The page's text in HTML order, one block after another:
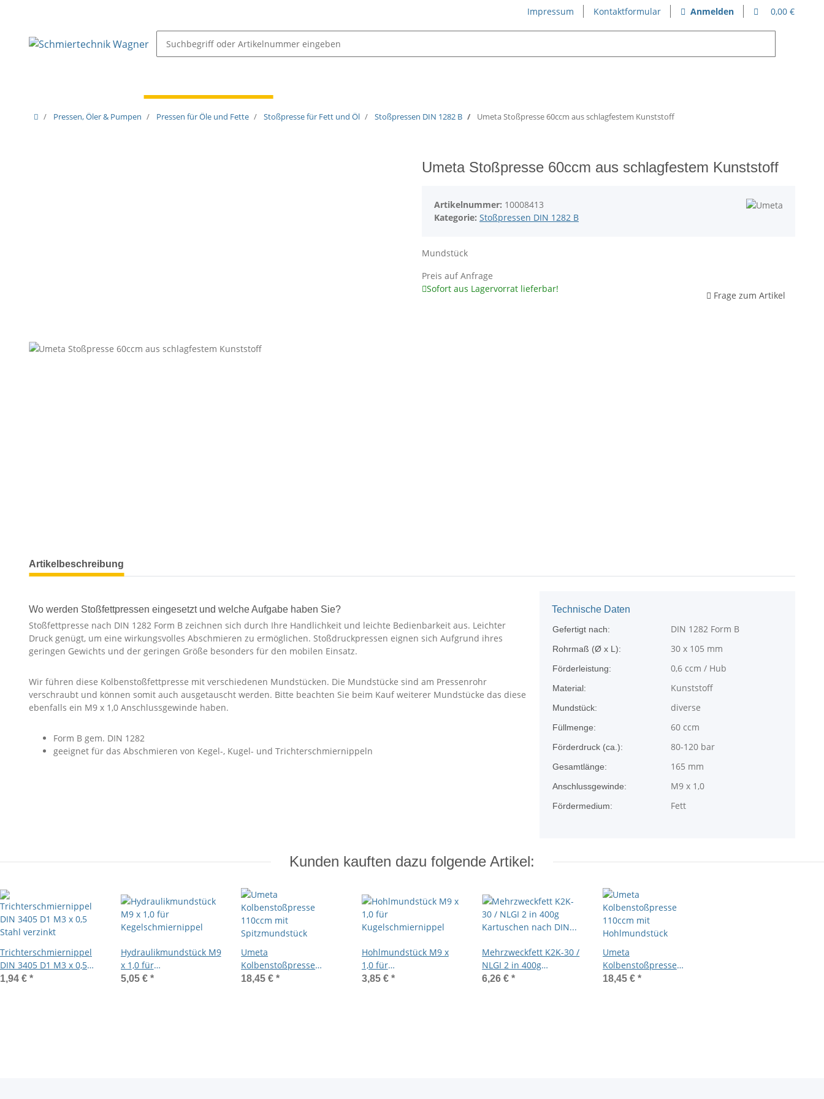
Impressum Kontaktformular Anmelden 0,00 €
Pressen, Öler & Pumpen Pressen für Öle und Fette Stoßpresse für Fett und Öl Stoßpressen DIN 1282 B Umeta Stoßpresse 60ccm aus schlagfestem Kunststoff
Umeta Stoßpresse 60ccm aus schlagfestem Kunststoff
Artikelnummer: 10008413
Kategorie: Stoßpressen DIN 1282 B
Mundstück
Preis auf Anfrage
Sofort aus Lagervorrat lieferbar!
Frage zum Artikel
Artikelbeschreibung
Wo werden Stoßfettpressen eingesetzt und welche Aufgabe haben Sie?
Stoßfettpresse nach DIN 1282 Form B zeichnen sich durch Ihre Handlichkeit und leichte Bedienbarkeit aus. Leichter
Druck genügt, um eine wirkungsvolles Abschmieren zu ermöglichen. Stoßdruckpressen eignen sich Aufgrund ihres
geringen Gewichts und der geringen Größe besonders für den mobilen Einsatz.
Wir führen diese Kolbenstoßfettpresse mit verschiedenen Mundstücken. Die Mundstücke sind am Pressenrohr
verschraubt und können somit auch ausgetauscht werden. Bitte beachten Sie beim Kauf weiterer Mundstücke das diese
ebenfalls ein M9 x 1,0 Anschlussgewinde haben.
Form B gem. DIN 1282
geeignet für das Abschmieren von Kegel-, Kugel- und Trichterschmiernippeln
Technische Daten
Gefertigt nach: DIN 1282 Form B
Rohrmaß (Ø x L): 30 x 105 mm
Förderleistung: 0,6 ccm / Hub
Material: Kunststoff
Mundstück: diverse
Füllmenge: 60 ccm
Förderdruck (ca.): 80-120 bar
Gesamtlänge: 165 mm
Anschlussgewinde: M9 x 1,0
Fördermedium: Fett
Kunden kauften dazu folgende Artikel:
Trichterschmiernippel
DIN 3405 D1 M3 x 0,5
Stahl verzinkt
1,94 € *
Hydraulikmundstück M9
x 1,0 für
Kegelschmiernippel
5,05 € *
Umeta
Kolbenstoßpresse
110ccm mit
18,45 €*
Hohlmundstück M9 x
1,0 für
Kugelschmiernippel
3,85 € *
Mehrzweckfett K2K-30 /
NLGI 2 in 400g
Kartuschen nach DIN
6,26 €*
Umeta
Kolbenstoßpresse
110ccm mit
18,45 € *